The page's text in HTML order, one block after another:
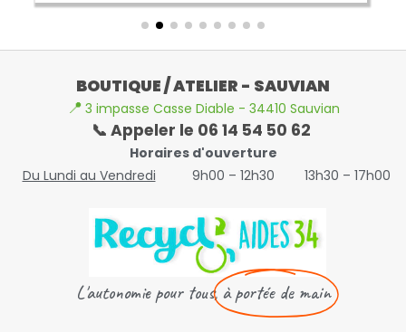
BOUTIQUE / ATELIER - SAUVIAN
📍 3 impasse Casse Diable - 34410 Sauvian
📞 Appeler le 06 14 54 50 62
Horaires d'ouverture
Du Lundi au Vendredi
9h00 – 12h30 13h30 – 17h00
L'autonomie pour tous,à portée de main